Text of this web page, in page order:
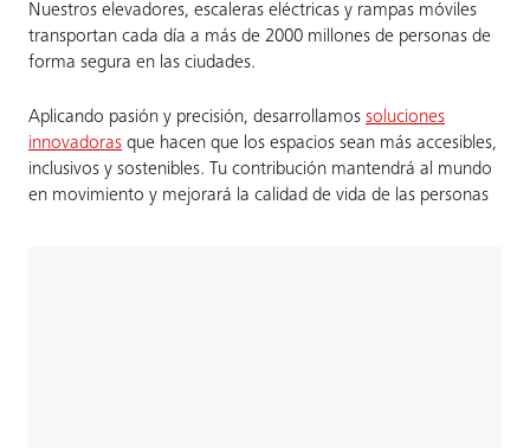
Nuestros elevadores, escaleras eléctricas y rampas móviles
transportan cada día a más de 2000 millones de personas de
forma segura en las ciudades.
Aplicando pasión y precisión, desarrollamos soluciones
innovadoras que hacen que los espacios sean más accesibles,
inclusivos y sostenibles. Tu contribución mantendrá al mundo
en movimiento y mejorará la calidad de vida de las personas